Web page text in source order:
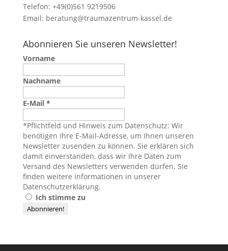
Telefon: +49(0)561 9219506
Email: beratung@traumazentrum-kassel.de
Abonnieren Sie unseren Newsletter!
Vorname
Nachname
E-Mail *
*Pflichtfeld und Hinweis zum Datenschutz: Wir
benötigen Ihre E-Mail-Adresse, um Ihnen unseren
Newsletter zusenden zu können. Sie erklären sich
damit einverstanden, dass wir Ihre Daten zum
Versand des Newsletters verwenden dürfen. Sie
finden weitere Informationen in unserer
Datenschutzerklärung.
Ich stimme zu